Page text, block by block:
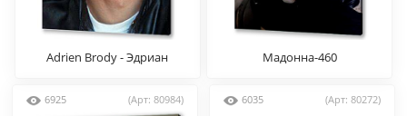
Adrien Brody - Эдриан
Мадонна-460
6925 (Арт: 80984) 6035 (Арт: 80272)